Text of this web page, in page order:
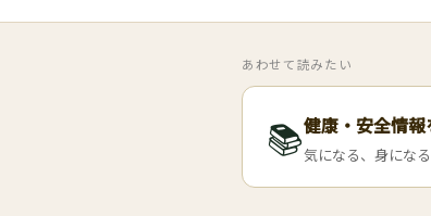
あわせて読みたい
📚健康・安全情
気になる、身にな